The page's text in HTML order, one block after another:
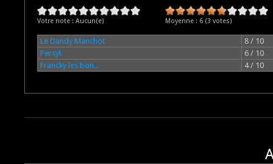
Votre note : Aucun(e) Moyenne : 6 (3 votes)
Le Dandy Manchot
8 / 10
Persyl
6 / 10
Francky les bon...
4 / 10